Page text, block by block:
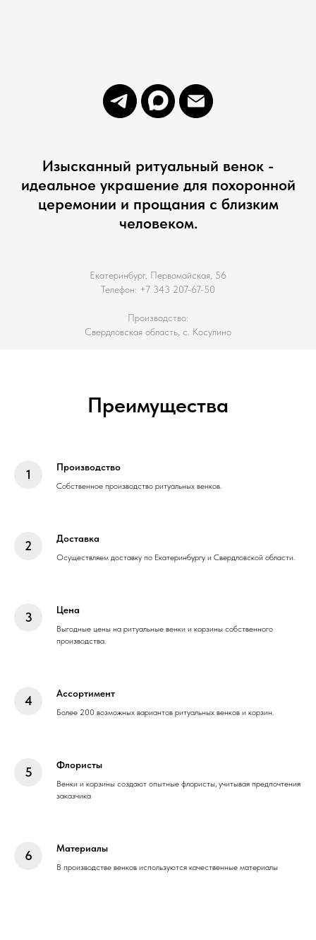
Изысканный ритуальный венок -
идеальное украшение для похоронной
церемонии и прощания с близким
человеком.
Екатеринбург, Первомайская, 56
Телефон: +7 343 207-67-50
Производство:
Свердловская область, с. Косулино
Преимущества
Производство
Собственное производство ритуальных венков.
Доставка
Осуществляем доставку по Екатеринбургу и Свердловской области.
Цена
Выгодные цены на ритуальные венки и корзины собственного
производства.
Ассортимент
Более 200 возможных вариантов ритуальных венков и корзин.
Флористы
Венки и корзины создают опытные флористы, учитывая предпочтения
заказчика
Материалы
В производстве венков используются качественные материалы